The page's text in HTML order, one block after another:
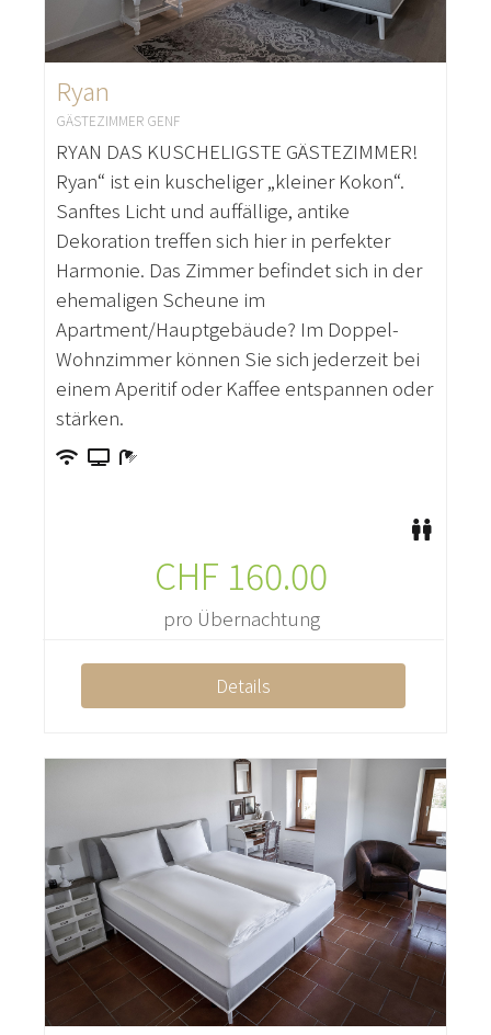
Ryan
GÄSTEZIMMER GENF
RYAN DAS KUSCHELIGSTE GÄSTEZIMMER!
Ryan“ ist ein kuscheliger „kleiner Kokon“.
Sanftes Licht und auffällige, antike
Dekoration treffen sich hier in perfekter
Harmonie. Das Zimmer befindet sich in der
ehemaligen Scheune im
Apartment/Hauptgebäude? Im Doppel-
Wohnzimmer können Sie sich jederzeit bei
einem Aperitif oder Kaffee entspannen oder
stärken.
CHF 160.00
pro Übernachtung
Details